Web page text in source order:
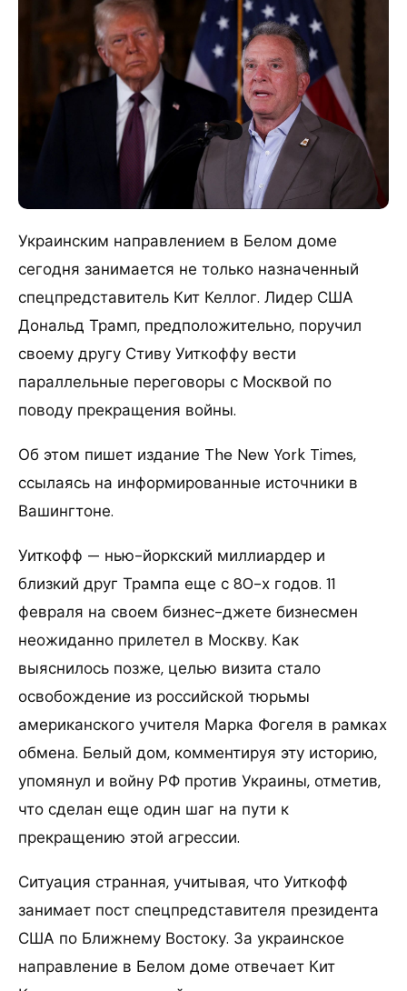
Украинским направлением в Белом доме
сегодня занимается не только назначенный
спецпредставитель Кит Келлог. Лидер США
Дональд Трамп, предположительно, поручил
своему другу Стиву Уиткоффу вести
параллельные переговоры с Москвой по
поводу прекращения войны.
Об этом пишет издание The New York Times,
ссылаясь на информированные источники в
Вашингтоне.
Уиткофф — нью-йоркский миллиардер и
близкий друг Трампа еще с 80-х годов. 11
февраля на своем бизнес-джете бизнесмен
неожиданно прилетел в Москву. Как
выяснилось позже, целью визита стало
освобождение из российской тюрьмы
американского учителя Марка Фогеля в рамках
обмена. Белый дом, комментируя эту историю,
упомянул и войну РФ против Украины, отметив,
что сделан еще один шаг на пути к
прекращению этой агрессии.
Ситуация странная, учитывая, что Уиткофф
занимает пост спецпредставителя президента
США по Ближнему Востоку. За украинское
направление в Белом доме отвечает Кит